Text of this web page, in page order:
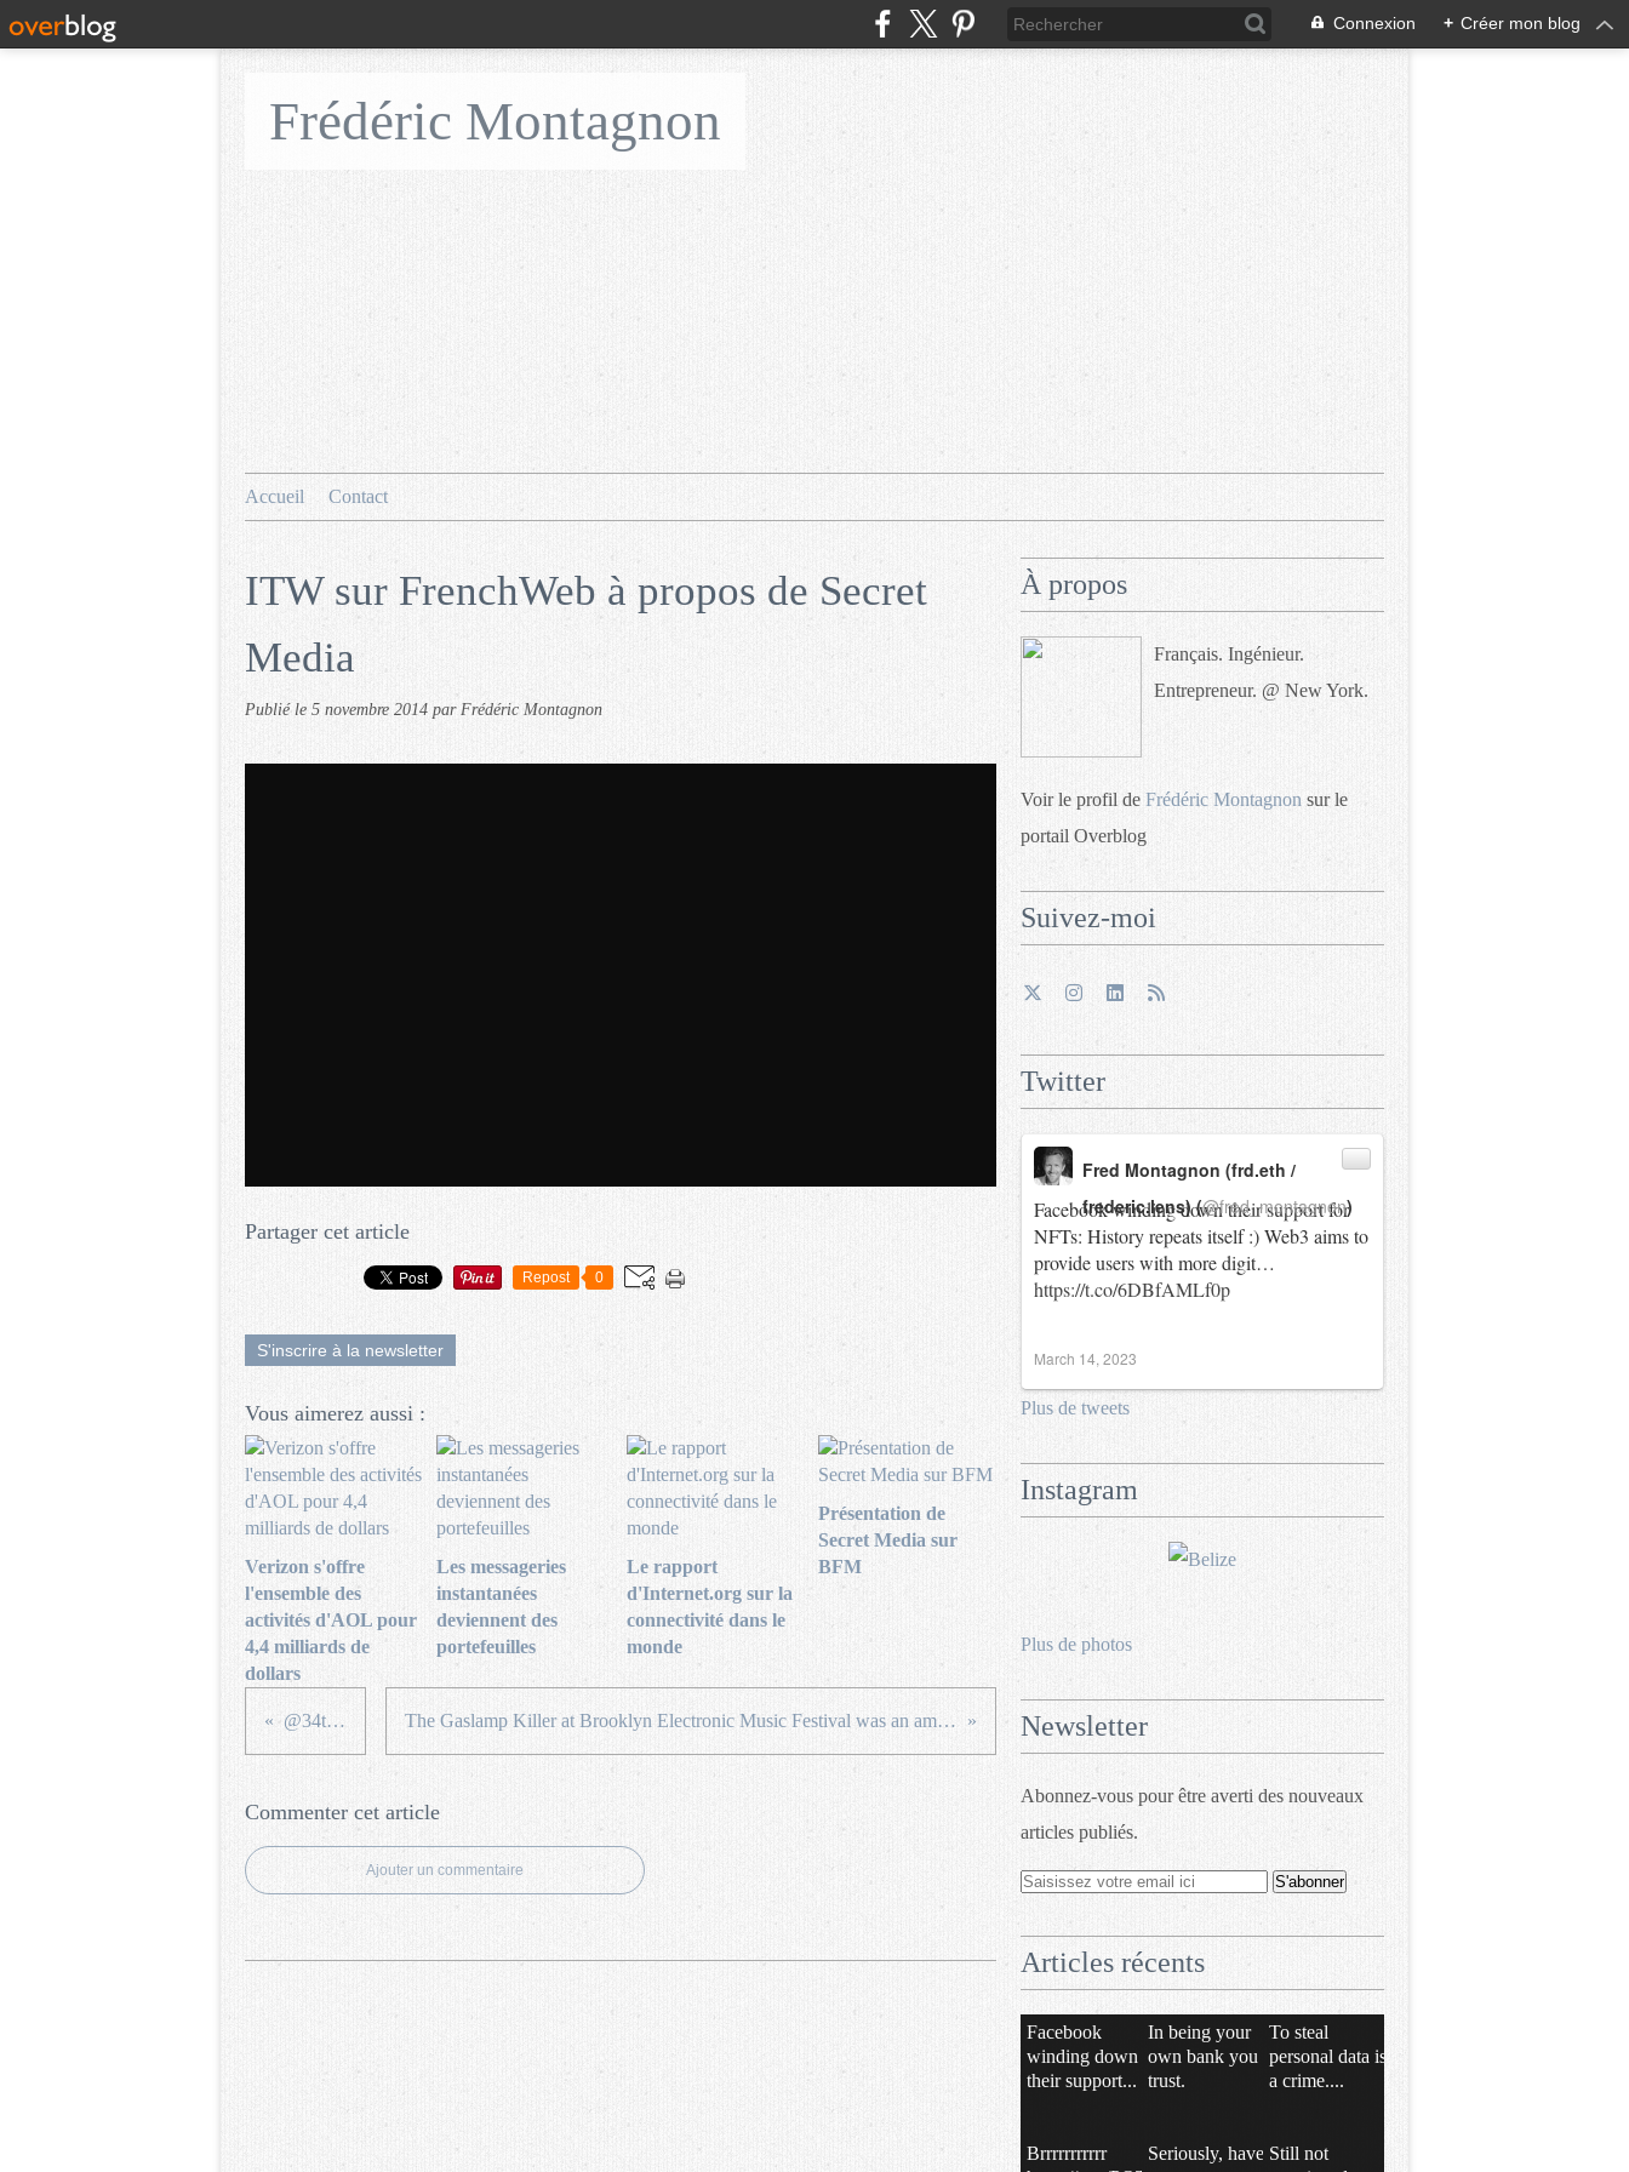
Connexion + Créer mon blog
Frédéric Montagnon
Accueil Contact
ITW sur FrenchWeb à propos de Secret
Media
Publié le 5 novembre 2014 par Frédéric Montagnon
Partager cet article
Repost 0
S'inscrire à la newsletter
Vous aimerez aussi :
Verizon s'offre
l'ensemble des
activités d'AOL pour
4,4 milliards de
dollars
Les messageries
instantanées
deviennent des
portefeuilles
Le rapport
d'Internet.org sur la
connectivité dans le
monde
Présentation de
Secret Media sur
BFM
@34th Street The Gaslamp Killer at Brooklyn Electronic Music Festival was an amazing set #BrooklynEMF @Verboten
Commenter cet article
Ajouter un commentaire
À propos
Français. Ingénieur.
Entrepreneur. @ New York.
Voir le profil de Frédéric Montagnon sur le
portail Overblog
Suivez-moi
Twitter
Facebook winding down their support for
NFTs: History repeats itself :) Web3 aims to
provide users with more digit…
https://t.co/6DBfAMLf0p
Fred Montagnon (frd.eth /
frederic.lens) (@fred_montagnon)
March 14, 2023
Plus de tweets
Instagram
Plus de photos
Newsletter
Abonnez-vous pour être averti des nouveaux
articles publiés.
Articles récents
Facebook
winding down
their support...
In being your
own bank you
trust.
To steal
personal data is
a crime....
Brrrrrrrrrrr
Seriously, have Still not